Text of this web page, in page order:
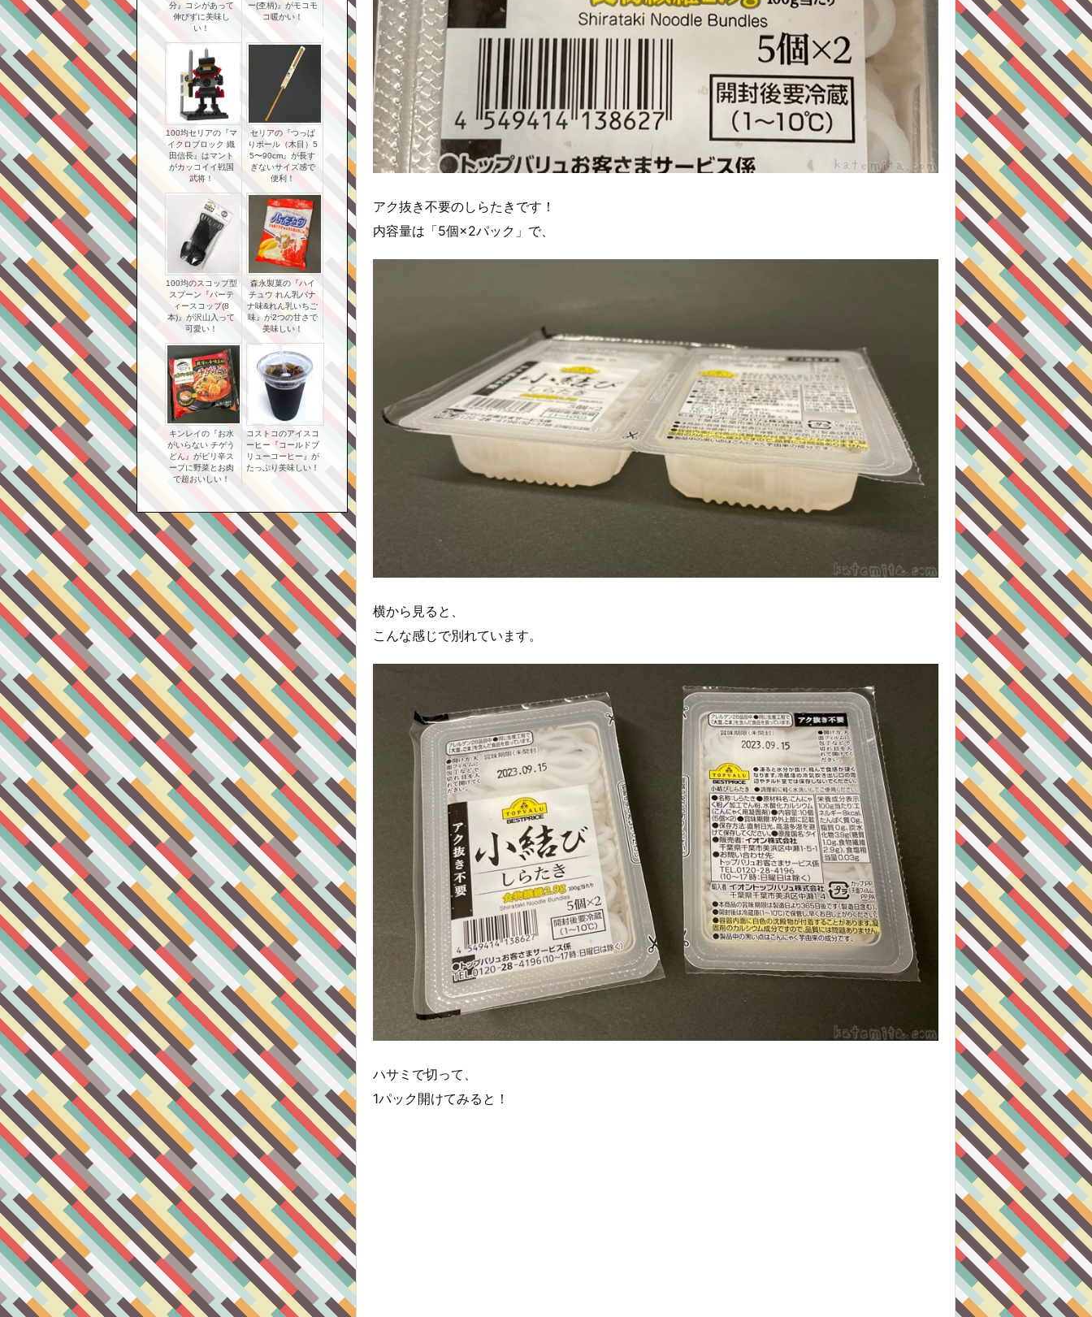
アク抜き不要のしらたきです！
内容量は「5個×2パック」で、
横から見ると、
こんな感じで別れています。
ハサミで切って、
1パック開けてみると！
分』コシがあって
伸びずに美味し
い！
ー(杢柄)』がモコモ
コ暖かい！
100均セリアの『マ
イクロブロック 織
田信長』はマント
がカッコイイ戦国
武将！
セリアの『つっぱ
りポール（木目）5
5〜90cm』が長す
ぎないサイズ感で
便利！
100均のスコップ型
スプーン『パーテ
ィースコップ(8
本)』が沢山入って
可愛い！
森永製菓の『ハイ
チュウ れん乳バナ
ナ味&れん乳いちご
味』が2つの甘さで
美味しい！
キンレイの『お水
がいらない チゲう
どん』がピリ辛ス
ープに野菜とお肉
で超おいしい！
コストコのアイスコ
ーヒー『コールドブ
リューコーヒー』が
たっぷり美味しい！